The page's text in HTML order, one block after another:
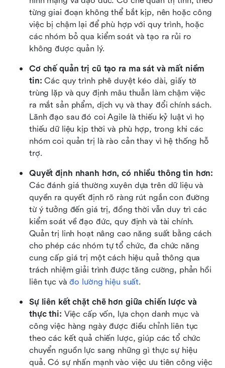
từng giai đoạn không thể bắt kịp, nên hoặc công
việc bị chậm lại để phù hợp với quy trình, hoặc
các nhóm bỏ qua kiểm soát và tạo ra rủi ro
không được quản lý.
Cơ chế quản trị cũ tạo ra ma sát và mất niềm
tin: Các quy trình phê duyệt kéo dài, giấy tờ
trùng lặp và quy định mâu thuẫn làm chậm việc
ra mắt sản phẩm, dịch vụ và thay đổi chính sách.
Lãnh đạo sau đó coi Agile là thiếu kỷ luật vì họ
thiếu dữ liệu kịp thời và phù hợp, trong khi các
nhóm coi quản trị là rào cản thay vì hệ thống hỗ
trợ.
Quyết định nhanh hơn, có nhiều thông tin hơn:
Các đánh giá thường xuyên dựa trên dữ liệu và
quyền ra quyết định rõ ràng rút ngắn con đường
từ ý tưởng đến giá trị, đồng thời vẫn duy trì các
kiểm soát về đạo đức, quy định và tài chính.
Quản trị linh hoạt nâng cao năng suất bằng cách
cho phép các nhóm tự tổ chức, đa chức năng
cung cấp giá trị một cách hiệu quả thông qua
trách nhiệm giải trình được tăng cường, phản hồi
liên tục và đo lường hiệu suất.
Sự liên kết chặt chẽ hơn giữa chiến lược và
thực thi: Việc cấp vốn, lựa chọn danh mục và
công việc hàng ngày được điều chỉnh liên tục
theo các kết quả chiến lược, giúp các tổ chức
chuyển nguồn lực sang những gì thực sự hiệu
quả. Có sự nhấn mạnh vào việc ưu tiên công việc